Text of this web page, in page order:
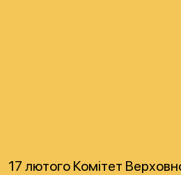
17 лютого Комітет